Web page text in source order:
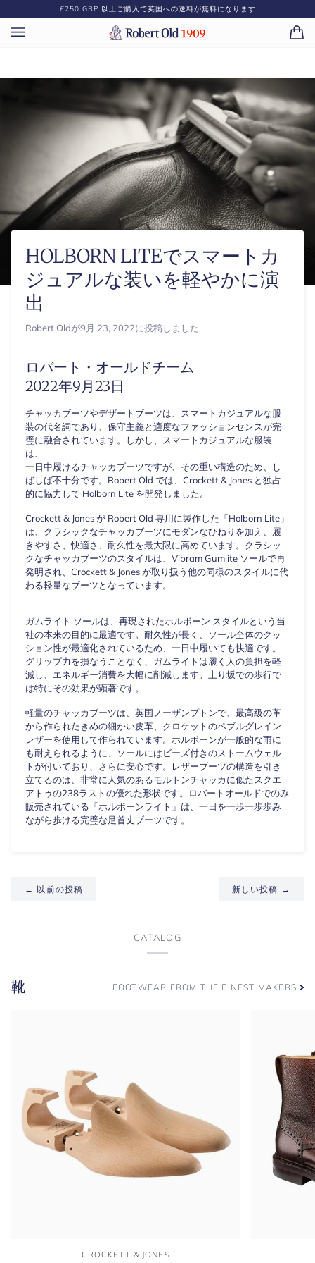
ン
£250 GBP 以上ご購入で英国への送料が無料になります
カ(0)
HOLBORN LITEでスマートカ
ジュアルな装いを軽やかに演
出
Robert Oldが9月 23, 2022に投稿しました
ロバート・オールドチーム
2022年9月23日
チャッカブーツやデザートブーツは、スマートカジュアルな服
装の代名詞であり、保守主義と適度なファッションセンスが完
璧に融合されています。しかし、スマートカジュアルな服装
は、
一日中履けるチャッカブーツですが、その重い構造のため、し
ばしば不十分です。Robert Old では、Crockett & Jones と独占
的に協力して Holborn Lite を開発しました。
Crockett & Jones が Robert Old 専用に製作した「Holborn Lite」
は、クラシックなチャッカブーツにモダンなひねりを加え、履
きやすさ、快適さ、耐久性を最大限に高めています。クラシッ
クなチャッカブーツのスタイルは、Vibram Gumlite ソールで再
発明され、Crockett & Jones が取り扱う他の同様のスタイルに代
わる軽量なブーツとなっています。
ガムライト ソールは、再現されたホルボーン スタイルという当
社の本来の目的に最適です。耐久性が長く、ソール全体のクッ
ション性が最適化されているため、一日中履いても快適です。
グリップ力を損なうことなく、ガムライトは履く人の負担を軽
減し、エネルギー消費を大幅に削減します。上り坂での歩行で
は特にその効果が顕著です。
軽量のチャッカブーツは、英国ノーザンプトンで、最高級の革
から作られたきめの細かい皮革、クロケットのペブルグレイン
レザーを使用して作られています。ホルボーンが一般的な雨に
も耐えられるように、ソールにはビーズ付きのストームウェル
トが付いており、さらに安心です。レザーブーツの構造を引き
立てるのは、非常に人気のあるモルトンチャッカに似たスクエ
アトゥの238ラストの優れた形状です。ロバートオールドでのみ
販売されている「ホルボーンライト」は、一日を一歩一歩歩み
ながら歩ける完璧な足首丈ブーツです。
← 以前の投稿 新しい投稿 →
CATALOG
靴 FOOTWEAR FROM THE FINEST MAKERS
CROCKETT & JONES